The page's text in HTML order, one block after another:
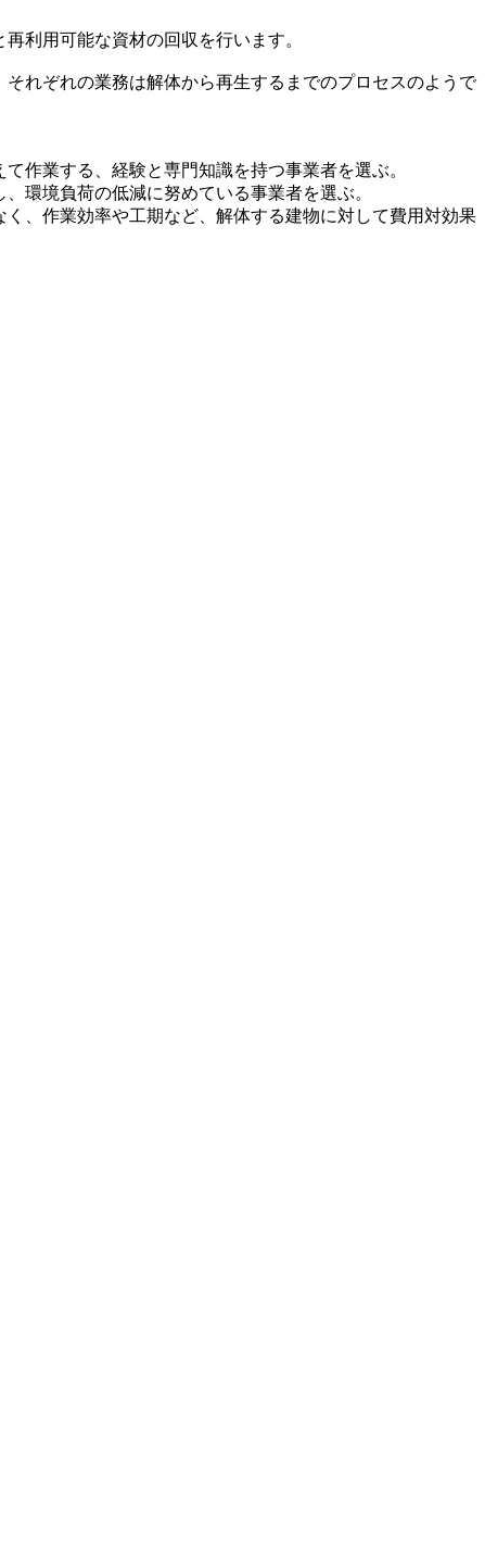
利用可能な資材の回収を行います。
れぞれの業務は解体から再生するまでのプロセスのようで
作業する、経験と専門知識を持つ事業者を選ぶ。
環境負荷の低減に努めている事業者を選ぶ。
、作業効率や工期など、解体する建物に対して費用対効果